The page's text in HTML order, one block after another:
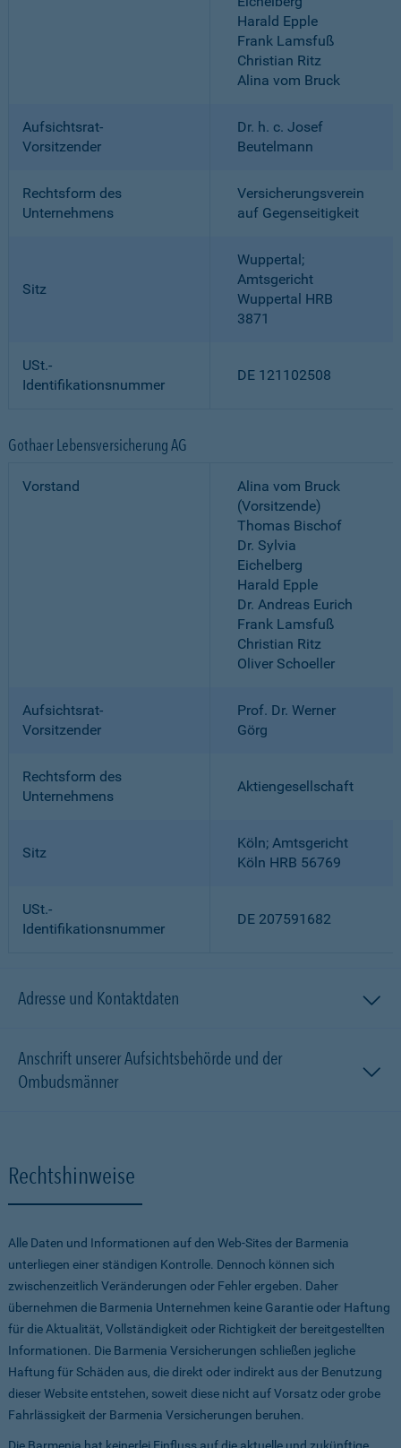
Harald Epple
Frank Lamsfuß
Christian Ritz
Alina vom Bruck
Aufsichtsrat-
Vorsitzender
Dr. h. c. Josef
Beutelmann
Rechtsform des
Unternehmens
Versicherungsverein
auf Gegenseitigkeit
Sitz
Wuppertal;
Amtsgericht
Wuppertal HRB
3871
USt.-
Identifikationsnummer
DE 121102508
Gothaer Lebensversicherung AG
Vorstand
Alina vom Bruck
(Vorsitzende)
Thomas Bischof
Dr. Sylvia
Eichelberg
Harald Epple
Dr. Andreas Eurich
Frank Lamsfuß
Christian Ritz
Oliver Schoeller
Aufsichtsrat-
Vorsitzender
Prof. Dr. Werner
Görg
Rechtsform des
Unternehmens
Aktiengesellschaft
Sitz
Köln; Amtsgericht
Köln HRB 56769
USt.-
Identifikationsnummer
DE 207591682
Adresse und Kontaktdaten
Anschrift unserer Aufsichtsbehörde und der
Ombudsmänner
Rechtshinweise
Alle Daten und Informationen auf den Web-Sites der Barmenia
unterliegen einer ständigen Kontrolle. Dennoch können sich
zwischenzeitlich Veränderungen oder Fehler ergeben. Daher
übernehmen die Barmenia Unternehmen keine Garantie oder Haftung
für die Aktualität, Vollständigkeit oder Richtigkeit der bereitgestellten
Informationen. Die Barmenia Versicherungen schließen jegliche
Haftung für Schäden aus, die direkt oder indirekt aus der Benutzung
dieser Website entstehen, soweit diese nicht auf Vorsatz oder grobe
Fahrlässigkeit der Barmenia Versicherungen beruhen.